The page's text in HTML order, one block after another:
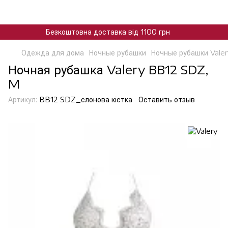
Безкоштовна доставка від 1100 грн
Одежда для дома Ночные рубашки Ночные рубашки
Ночная рубашка Valery BB12 SDZ,
M
Артикул: BB12 SDZ_слонова кiстка Оставить отзыв